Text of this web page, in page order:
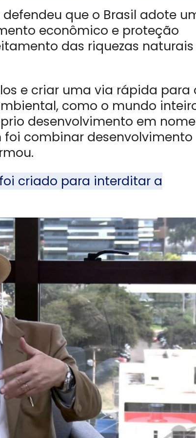
que o Brasil adote
econômico e proteção
das riquezas naturais
e criar uma via rápida para
como o mundo
desenvolvimento em nome
combinar desenvolvimento
criado para interditar a